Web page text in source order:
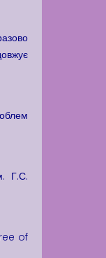
Г.С.
of